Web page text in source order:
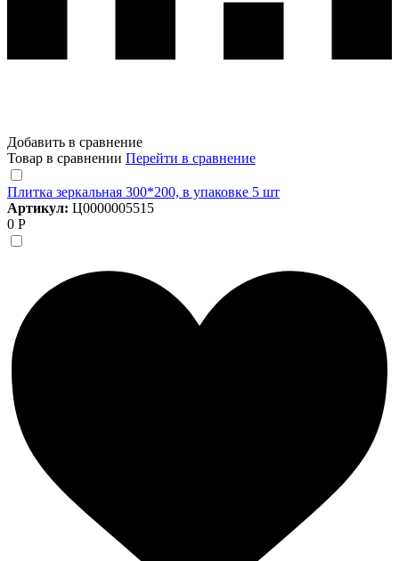
Добавить в сравнение
Товар в сравнении Перейти в сравнение
Плитка зеркальная 300*200, в упаковке 5 шт
Артикул: Ц0000005515
0 Р